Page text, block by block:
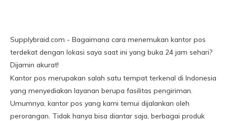
Supplybraid.com - Bagaimana cara menemukan kantor pos
terdekat dengan lokasi saya saat ini yang buka 24 jam sehari?
Dijamin akurat!
Kantor pos merupakan salah satu tempat terkenal di Indonesia
yang menyediakan layanan berupa fasilitas pengiriman.
Umumnya, kantor pos yang kami temui dijalankan oleh
perorangan. Tidak hanya bisa diantar saja, berbagai produk